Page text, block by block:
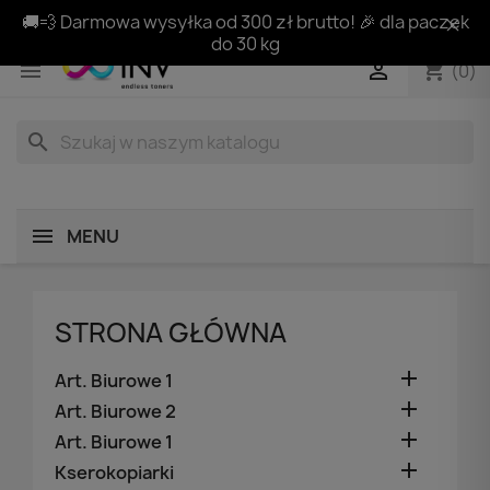
🚚💨 Darmowa wysyłka od 300 zł brutto! 🎉 dla paczek
do 30 kg
 shopping_cart(0)

search
MENU
STRONA GŁÓWNA
Art. Biurowe 1 
Art. Biurowe 2 
Art. Biurowe 1 
Kserokopiarki 